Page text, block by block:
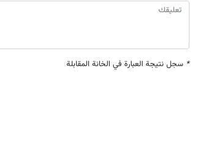
* سجل نتيجة العبارة في الخانة المقابلة